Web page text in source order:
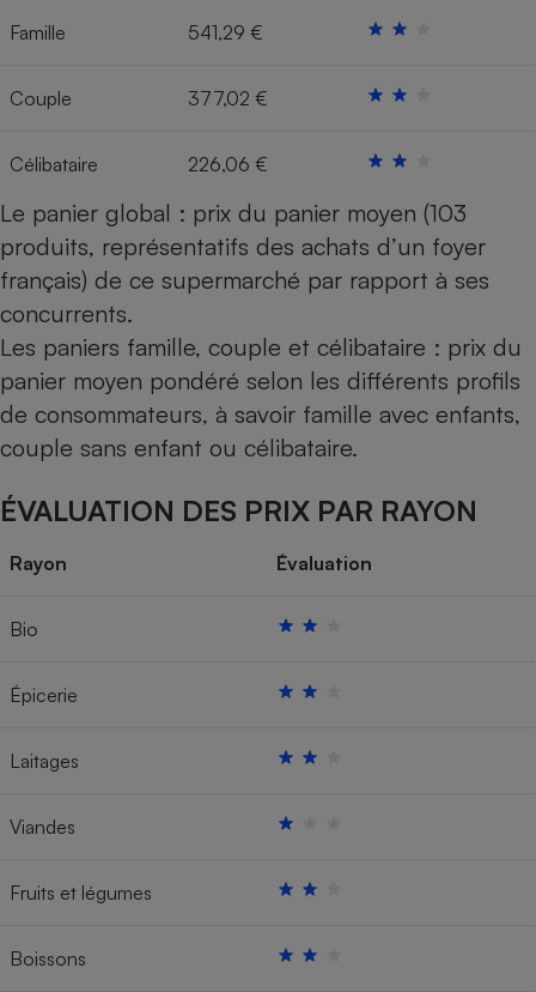
Famille 541,29 €
Couple 377,02 €
Célibataire 226,06 €
Le panier global : prix du panier moyen (103
produits, représentatifs des achats d’un foyer
français) de ce supermarché par rapport à ses
concurrents.
Les paniers famille, couple et célibataire : prix du
panier moyen pondéré selon les différents profils
de consommateurs, à savoir famille avec enfants,
couple sans enfant ou célibataire.
ÉVALUATION DES PRIX PAR RAYON
Rayon Évaluation
Bio
Épicerie
Laitages
Viandes
Fruits et légumes
Boissons
Robot ménager